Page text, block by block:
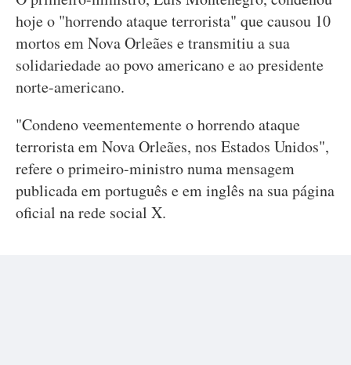
hoje o "horrendo ataque terrorista" que causou 10
mortos em Nova Orleães e transmitiu a sua
solidariedade ao povo americano e ao presidente
norte-americano.
"Condeno veementemente o horrendo ataque
terrorista em Nova Orleães, nos Estados Unidos",
refere o primeiro-ministro numa mensagem
publicada em português e em inglês na sua página
oficial na rede social X.